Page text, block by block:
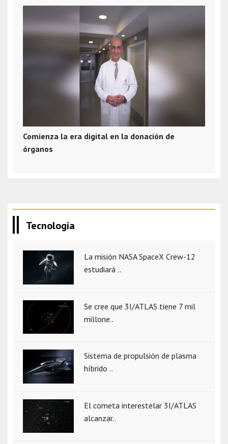
Comienza la era digital en la donación de
órganos
Tecnología
La misión NASA SpaceX Crew-12
estudiará ..
Se cree que 3I/ATLAS tiene 7 mil
millone..
Sistema de propulsión de plasma
híbrido ..
El cometa interestelar 3I/ATLAS
alcanzar..